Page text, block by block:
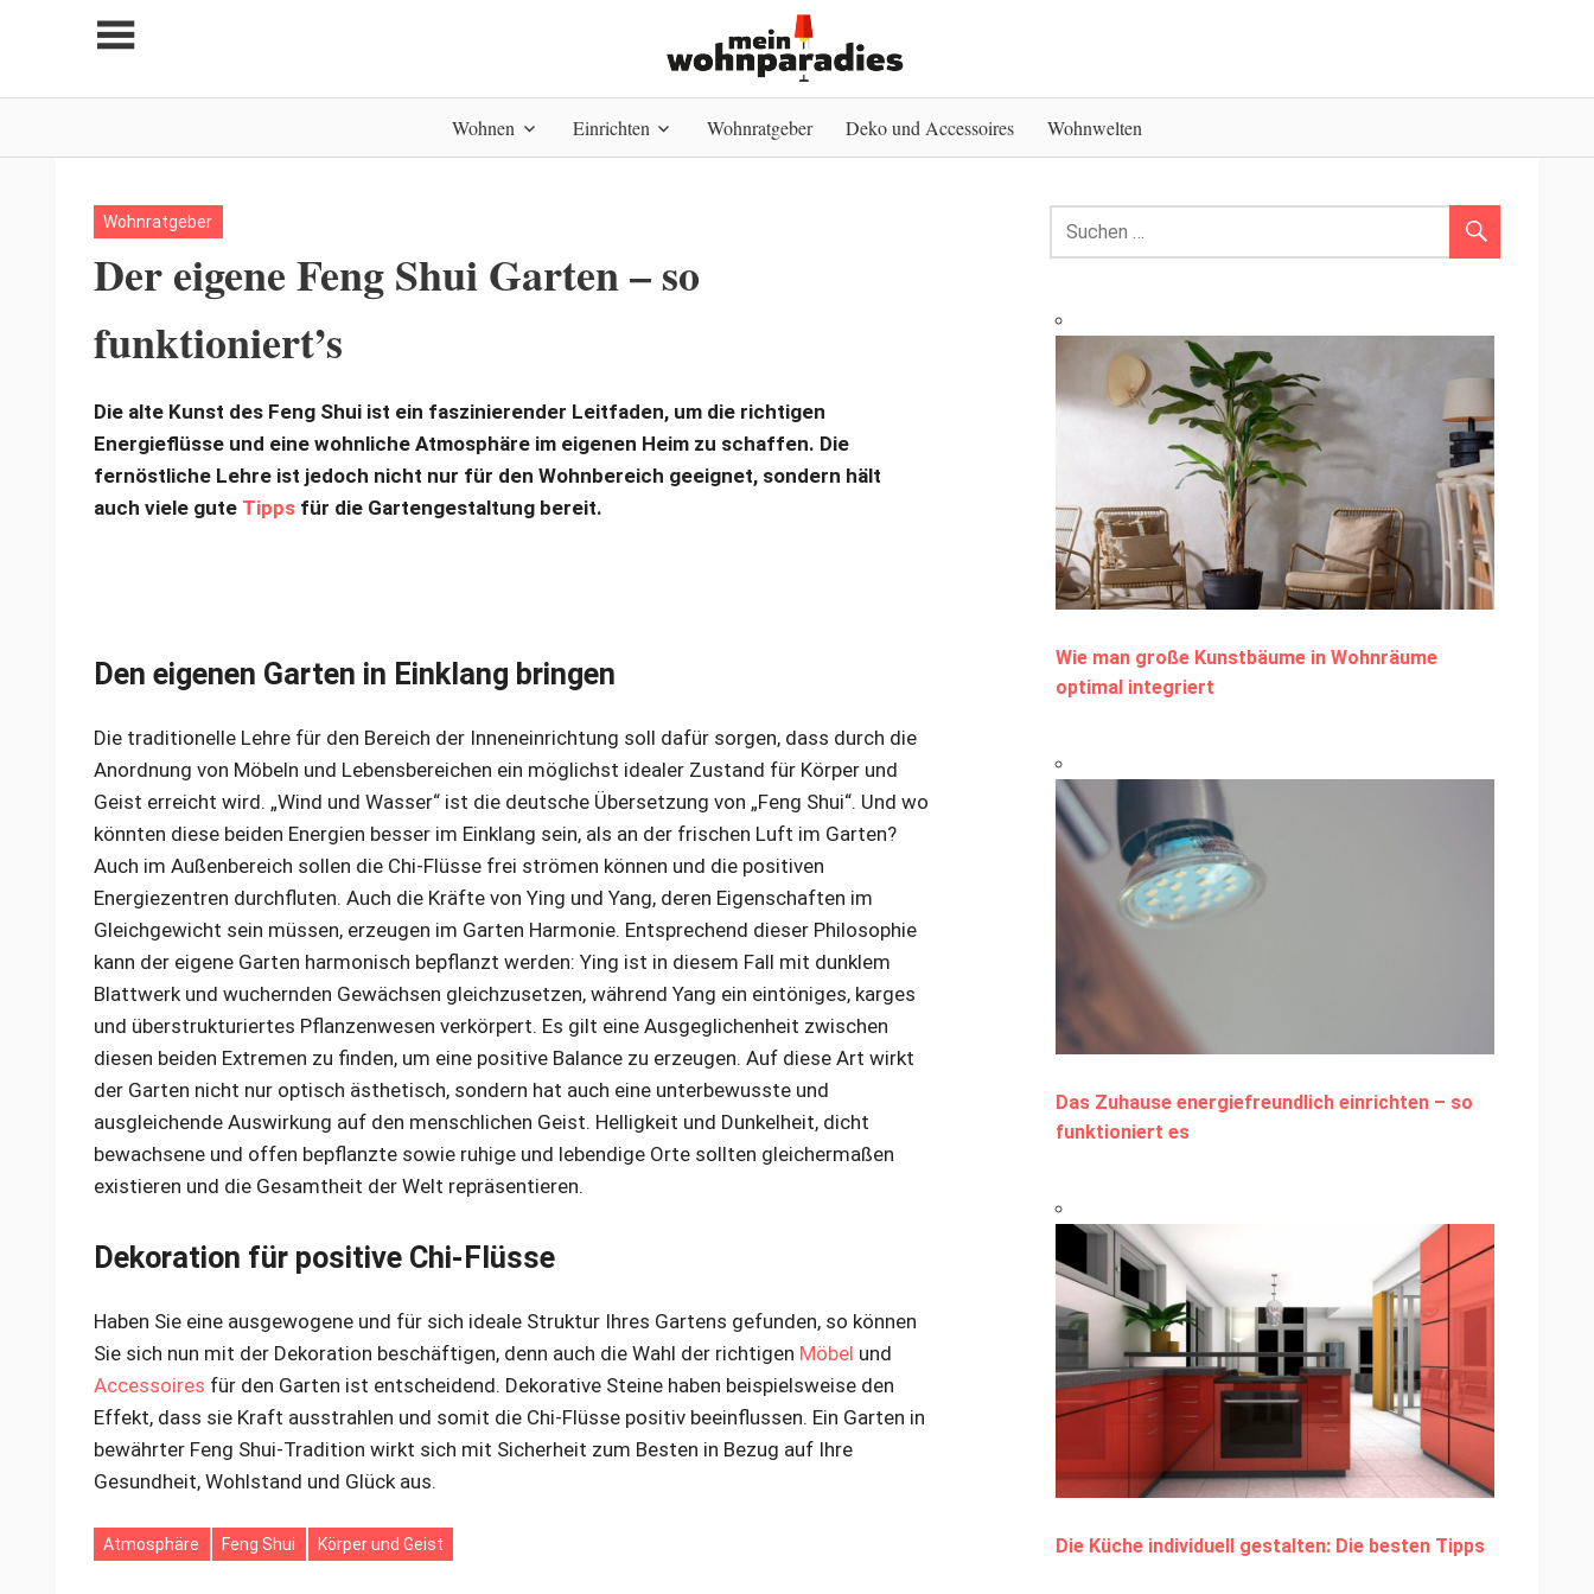
My
is
castle
Wohnen Einrichten Wohnratgeber Deko und Accessoires Wohnwelten
Wohnratgeber
Der eigene Feng Shui Garten – so
funktioniert’s
Die alte Kunst des Feng Shui ist ein faszinierender Leitfaden, um die richtigen
Energieflüsse und eine wohnliche Atmosphäre im eigenen Heim zu schaffen. Die
fernöstliche Lehre ist jedoch nicht nur für den Wohnbereich geeignet, sondern hält
auch viele gute Tipps für die Gartengestaltung bereit.
Den eigenen Garten in Einklang bringen
Die traditionelle Lehre für den Bereich der Inneneinrichtung soll dafür sorgen, dass durch die
Anordnung von Möbeln und Lebensbereichen ein möglichst idealer Zustand für Körper und
Geist erreicht wird. „Wind und Wasser“ ist die deutsche Übersetzung von „Feng Shui“. Und wo
könnten diese beiden Energien besser im Einklang sein, als an der frischen Luft im Garten?
Auch im Außenbereich sollen die Chi-Flüsse frei strömen können und die positiven
Energiezentren durchfluten. Auch die Kräfte von Ying und Yang, deren Eigenschaften im
Gleichgewicht sein müssen, erzeugen im Garten Harmonie. Entsprechend dieser Philosophie
kann der eigene Garten harmonisch bepflanzt werden: Ying ist in diesem Fall mit dunklem
Blattwerk und wuchernden Gewächsen gleichzusetzen, während Yang ein eintöniges, karges
und überstrukturiertes Pflanzenwesen verkörpert. Es gilt eine Ausgeglichenheit zwischen
diesen beiden Extremen zu finden, um eine positive Balance zu erzeugen. Auf diese Art wirkt
der Garten nicht nur optisch ästhetisch, sondern hat auch eine unterbewusste und
ausgleichende Auswirkung auf den menschlichen Geist. Helligkeit und Dunkelheit, dicht
bewachsene und offen bepflanzte sowie ruhige und lebendige Orte sollten gleichermaßen
existieren und die Gesamtheit der Welt repräsentieren.
Dekoration für positive Chi-Flüsse
Haben Sie eine ausgewogene und für sich ideale Struktur Ihres Gartens gefunden, so können
Sie sich nun mit der Dekoration beschäftigen, denn auch die Wahl der richtigen Möbel und
Accessoires für den Garten ist entscheidend. Dekorative Steine haben beispielsweise den
Effekt, dass sie Kraft ausstrahlen und somit die Chi-Flüsse positiv beeinflussen. Ein Garten in
bewährter Feng Shui-Tradition wirkt sich mit Sicherheit zum Besten in Bezug auf Ihre
Gesundheit, Wohlstand und Glück aus.
Atmosphäre Feng Shui Körper und Geist
Wie man große Kunstbäume in Wohnräume
optimal integriert
Das Zuhause energiefreundlich einrichten – so
funktioniert es
Die Küche individuell gestalten: Die besten Tipps